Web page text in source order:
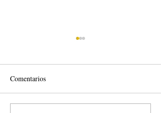
Comentarios